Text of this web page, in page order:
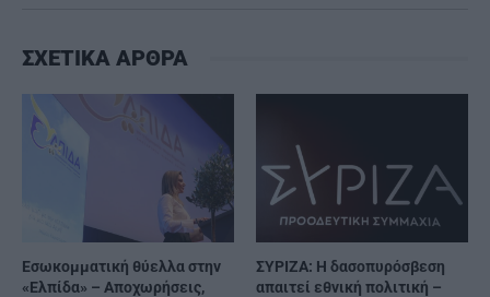
ΣΧΕΤΙΚΑ ΑΡΘΡΑ
Εσωκομματική θύελλα στην
«Ελπίδα» – Αποχωρήσεις,
ΣΥΡΙΖΑ: Η δασοπυρόσβεση
απαιτεί εθνική πολιτική –